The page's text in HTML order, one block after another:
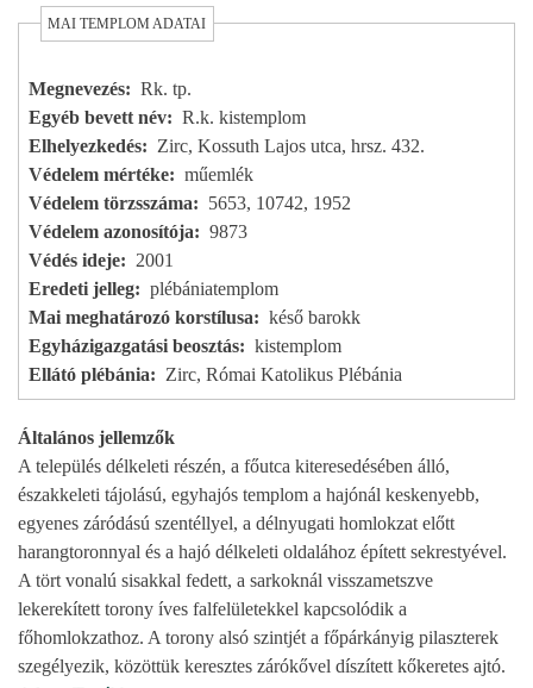
MAI TEMPLOM ADATAI
Megnevezés
Rk. tp.
Egyéb bevett név
R.k. kistemplom
Elhelyezkedés
Zirc, Kossuth Lajos utca, hrsz. 432.
Védelem mértéke
műemlék
Védelem törzsszáma
5653, 10742, 1952
Védelem azonosítója
9873
Védés ideje
2001
Eredeti jelleg
plébániatemplom
Mai meghatározó korstílusa
késő barokk
Egyházigazgatási beosztás
kistemplom
Ellátó plébánia
Zirc, Római Katolikus Plébánia
Általános jellemzők
A település délkeleti részén, a főutca kiteresedésében álló,
északkeleti tájolású, egyhajós templom a hajónál keskenyebb,
egyenes záródású szentéllyel, a délnyugati homlokzat előtt
harangtoronnyal és a hajó délkeleti oldalához épített sekrestyével.
A tört vonalú sisakkal fedett, a sarkoknál visszametszve
lekerekített torony íves falfelületekkel kapcsolódik a
főhomlokzathoz. A torony alsó szintjét a főpárkányig pilaszterek
szegélyezik, közöttük keresztes zárókővel díszített kőkeretes ajtó.